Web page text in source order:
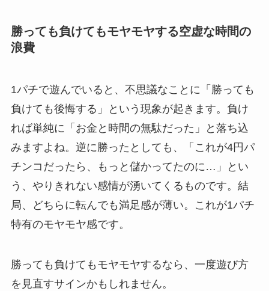
勝っても負けてもモヤモヤする空虚な時間の
浪費
1パチで遊んでいると、不思議なことに「勝っても
負けても後悔する」という現象が起きます。負け
れば単純に「お金と時間の無駄だった」と落ち込
みますよね。逆に勝ったとしても、「これが4円パ
チンコだったら、もっと儲かってたのに…」とい
う、やりきれない感情が湧いてくるものです。結
局、どちらに転んでも満足感が薄い。これが1パチ
特有のモヤモヤ感です。
勝っても負けてもモヤモヤするなら、一度遊び方
を見直すサインかもしれません。